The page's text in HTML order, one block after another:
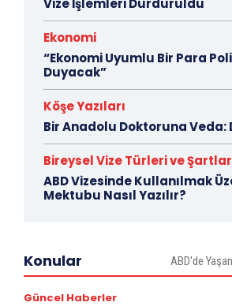
Vize İşlemleri Durduruldu
Ekonomi
“Ekonomi Uyumlu Bir Para
Duyacak”
Köşe Yazıları
Bir Anadolu Doktoruna Veda:
Bireysel Vize Türleri ve
ABD Vizesinde Kullanılmak
Mektubu Nasıl Yazılır?
Konular ABD'de
Güncel Haberler